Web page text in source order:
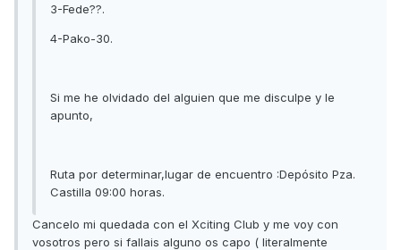
3-Fede??.
4-Pako-30.
Si me he olvidado del alguien que me disculpe y le
apunto,
Ruta por determinar,lugar de encuentro :Depósito Pza.
Castilla 09:00 horas.
Cancelo mi quedada con el Xciting Club y me voy con
vosotros pero si fallais alguno os capo ( literalmente